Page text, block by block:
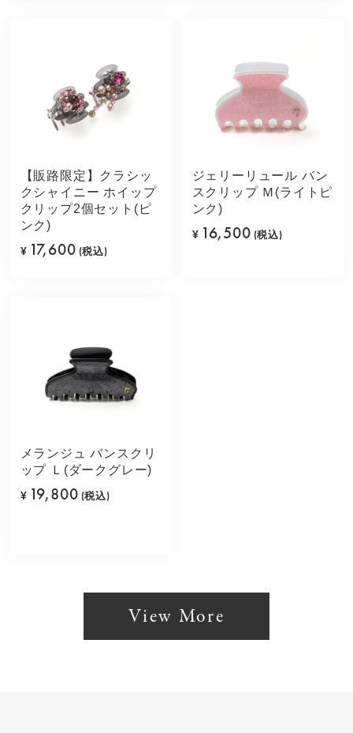
【販路限定】クラシッ
クシャイニー ホイップ
クリップ2個セット(ピ
ンク)
¥ 17,600 (税込)
ジェリーリュール バン
スクリップ Ｍ(ライトピ
ンク)
¥ 16,500 (税込)
メランジュ バンスクリ
ップ Ｌ(ダークグレー)
¥ 19,800 (税込)
View More